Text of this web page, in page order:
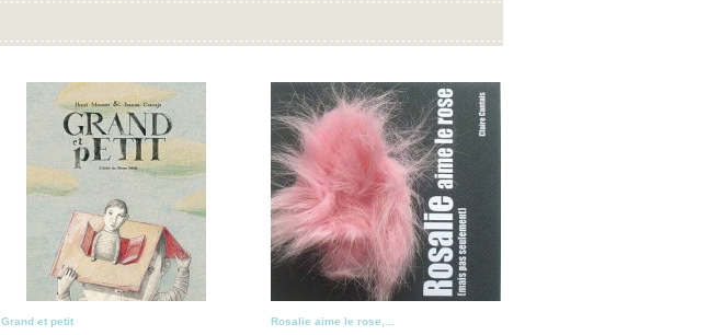
Grand et petit Rosalie aime le rose,...